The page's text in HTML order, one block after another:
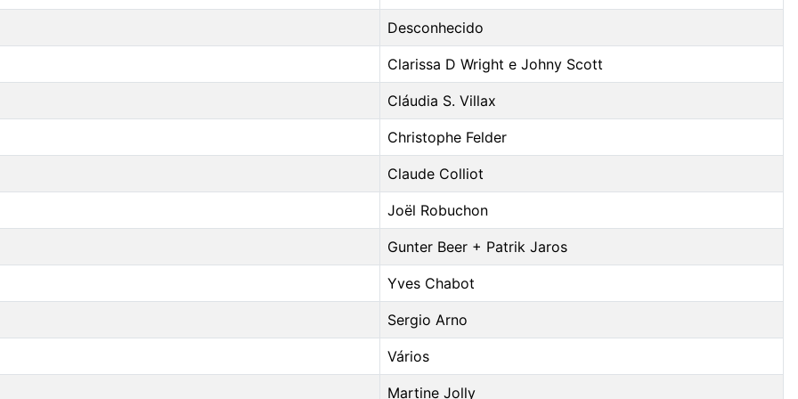
Desconhecido
Clarissa D Wright e Johny Scott
Cláudia S. Villax
Christophe Felder
Claude Colliot
Joël Robuchon
Gunter Beer + Patrik Jaros
Yves Chabot
Sergio Arno
Vários
Martine Jolly